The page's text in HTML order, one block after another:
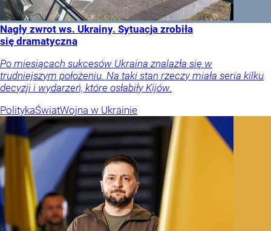
Nagły zwrot ws. Ukrainy. Sytuacja zrobiła
się dramatyczna
Po miesiącach sukcesów Ukraina znalazła się w
trudniejszym położeniu. Na taki stan rzeczy miała seria kilku
decyzji i wydarzeń, które osłabiły Kijów.
PolitykaŚwiatWojna w Ukrainie